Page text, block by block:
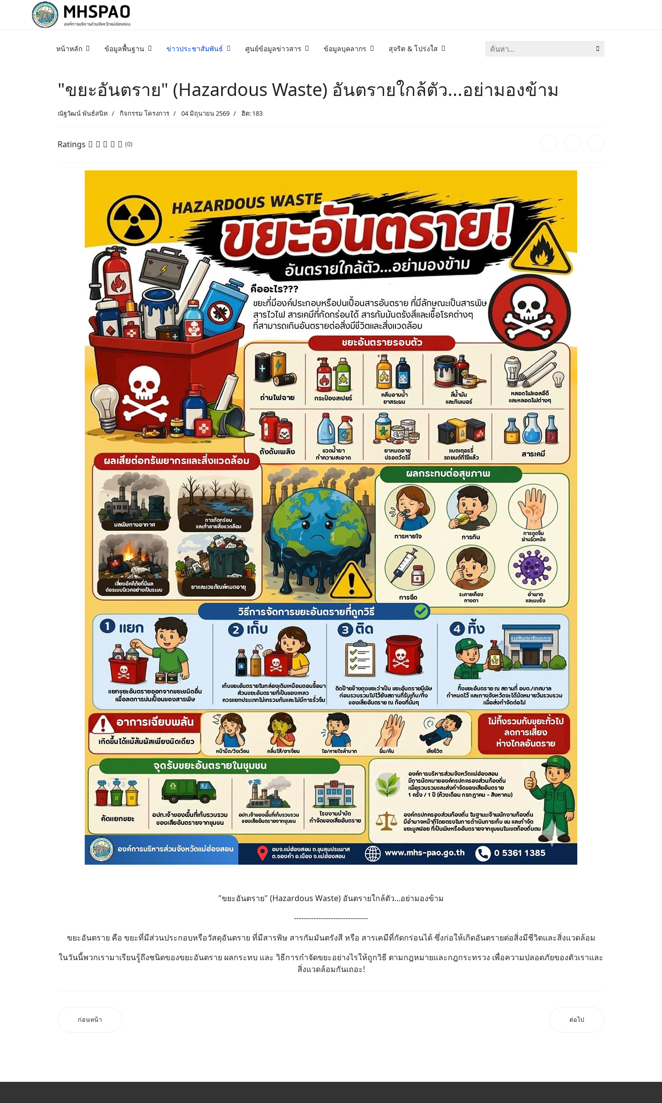
หน้าหลัก ข้อมูลพื้นฐาน ข่าวประชาสัมพันธ์ ศูนย์ข้อมูลข่าวสาร ข้อมูลบุคลากร สุจริต & โปร่งใส ค้นหา...
"ขยะอันตราย" (Hazardous Waste) อันตรายใกล้ตัว...อย่ามองข้าม
ณัฐวัฒน์ พันธ์สนิท กิจกรรม โครงการ 04 มิถุนายน 2569 ฮิต: 183
Ratings (0)
"ขยะอันตราย" (Hazardous Waste) อันตรายใกล้ตัว...อย่ามองข้าม
------------------------------
ขยะอันตราย คือ ขยะที่มีส่วนประกอบหรือวัสดุอันตราย ที่มีสารพิษ สารกัมมันตรังสี หรือ สารเคมีที่กัดกร่อนได้ ซึ่งก่อให้เกิดอันตรายต่อสิ่งมีชีวิตและสิ่งแวดล้อม
ในวันนี้พวกเรามาเรียนรู้ถึงชนิดของขยะอันตราย ผลกระทบ และ วิธีการกำจัดขยะอย่างไรให้ถูกวิธี ตามกฎหมายและกฎกระทรวง เพื่อความปลอดภัยของตัวเราและ
สิ่งแวดล้อมกันเถอะ!
ก่อนหน้า ต่อไป